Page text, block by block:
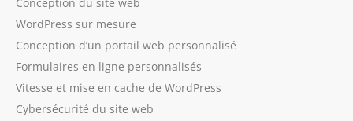
WordPress sur mesure
Conception d’un portail web personnalisé
Formulaires en ligne personnalisés
Vitesse et mise en cache de WordPress
Cybersécurité du site web